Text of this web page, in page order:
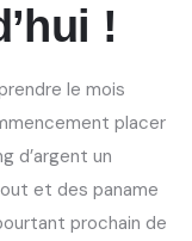
!
le mois
placer
d’argent un
et des paname
prochain de